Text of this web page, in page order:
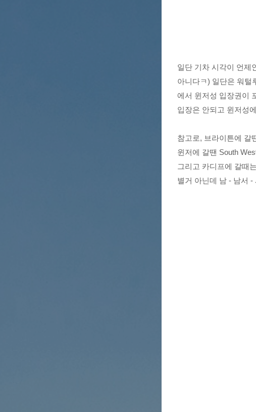
일단 기차 시각이 언제
아니다ㅋ) 일단은 워털
에서 윈저성 입장권이
입장은 안되고 윈저성
참고로, 브라이튼에 갈
윈저에 갈땐 South
그리고 카디프에 갈때
별거 아닌데 남 - 남서